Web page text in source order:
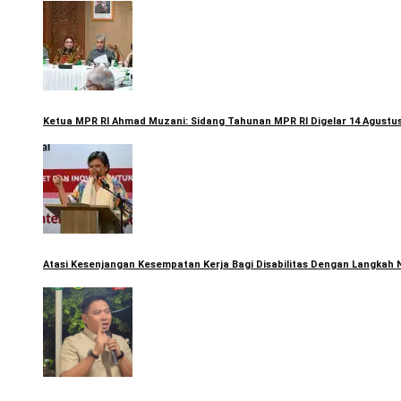
Ketua MPR RI Ahmad Muzani: Sidang Tahunan MPR RI Digelar 14
Atasi Kesenjangan Kesempatan Kerja Bagi Disabilitas Dengan Langkah